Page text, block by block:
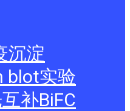
沉淀
blot实验
补BiFC